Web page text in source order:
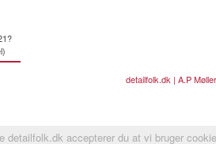
detailfolk.dk accepterer du at vi bruger
detailfolk.dk | A.P